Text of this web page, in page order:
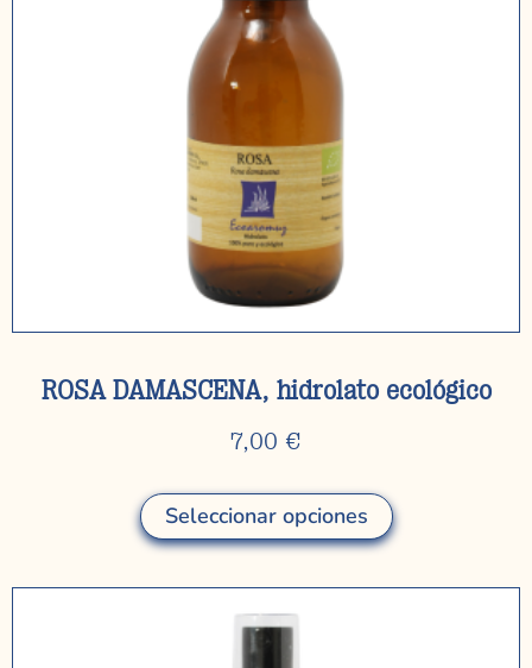
ROSA DAMASCENA, hidrolato ecológico
7,00 €
Seleccionar opciones